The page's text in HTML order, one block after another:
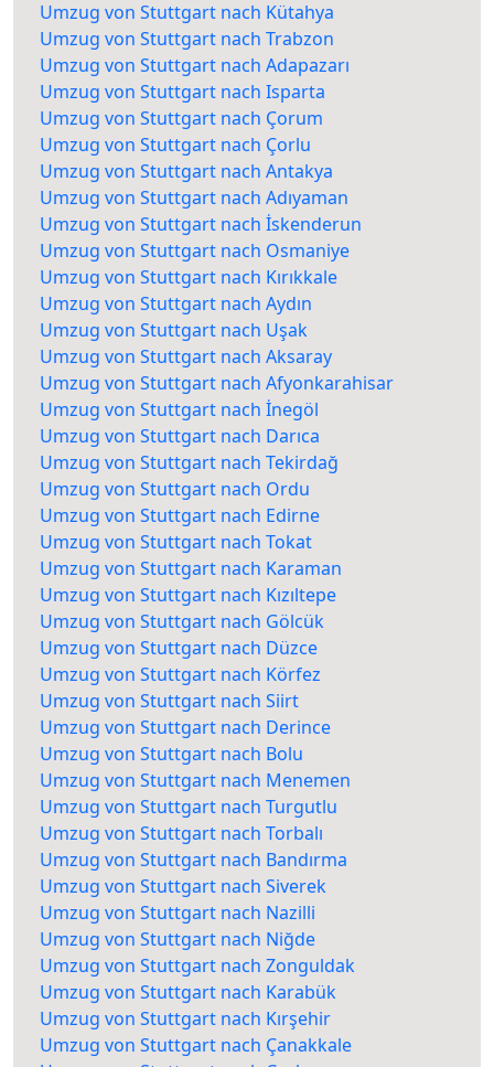
Umzug von Stuttgart nach Kütahya
Umzug von Stuttgart nach Trabzon
Umzug von Stuttgart nach Adapazarı
Umzug von Stuttgart nach Isparta
Umzug von Stuttgart nach Çorum
Umzug von Stuttgart nach Çorlu
Umzug von Stuttgart nach Antakya
Umzug von Stuttgart nach Adıyaman
Umzug von Stuttgart nach İskenderun
Umzug von Stuttgart nach Osmaniye
Umzug von Stuttgart nach Kırıkkale
Umzug von Stuttgart nach Aydın
Umzug von Stuttgart nach Uşak
Umzug von Stuttgart nach Aksaray
Umzug von Stuttgart nach Afyonkarahisar
Umzug von Stuttgart nach İnegöl
Umzug von Stuttgart nach Darıca
Umzug von Stuttgart nach Tekirdağ
Umzug von Stuttgart nach Ordu
Umzug von Stuttgart nach Edirne
Umzug von Stuttgart nach Tokat
Umzug von Stuttgart nach Karaman
Umzug von Stuttgart nach Kızıltepe
Umzug von Stuttgart nach Gölcük
Umzug von Stuttgart nach Düzce
Umzug von Stuttgart nach Körfez
Umzug von Stuttgart nach Siirt
Umzug von Stuttgart nach Derince
Umzug von Stuttgart nach Bolu
Umzug von Stuttgart nach Menemen
Umzug von Stuttgart nach Turgutlu
Umzug von Stuttgart nach Torbalı
Umzug von Stuttgart nach Bandırma
Umzug von Stuttgart nach Siverek
Umzug von Stuttgart nach Nazilli
Umzug von Stuttgart nach Niğde
Umzug von Stuttgart nach Zonguldak
Umzug von Stuttgart nach Karabük
Umzug von Stuttgart nach Kırşehir
Umzug von Stuttgart nach Çanakkale